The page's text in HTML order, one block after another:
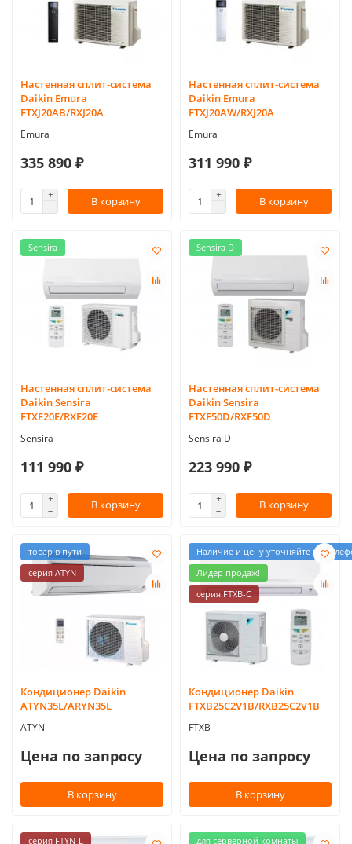
Настенная сплит-система
Daikin Emura
FTXJ20AB/RXJ20A
Emura
335 890 ₽
В корзину
Настенная сплит-система
Daikin Emura
FTXJ20AW/RXJ20A
Emura
311 990 ₽
В корзину
Sensira
Настенная сплит-система
Daikin Sensira
FTXF20E/RXF20E
Sensira
111 990 ₽
В корзину
Sensira D
Настенная сплит-система
Daikin Sensira
FTXF50D/RXF50D
Sensira D
223 990 ₽
В корзину
товар в пути
серия ATYN
Кондиционер Daikin
ATYN35L/ARYN35L
ATYN
Цена по запросу
В корзину
Наличие и цену уточняйте по
Лидер продаж!
серия FTXB-C
Кондиционер Daikin
FTXB25C2V1B/RXB25C2V1B
FTXB
Цена по запросу
В корзину
серия FTYN-L для серверной комнаты